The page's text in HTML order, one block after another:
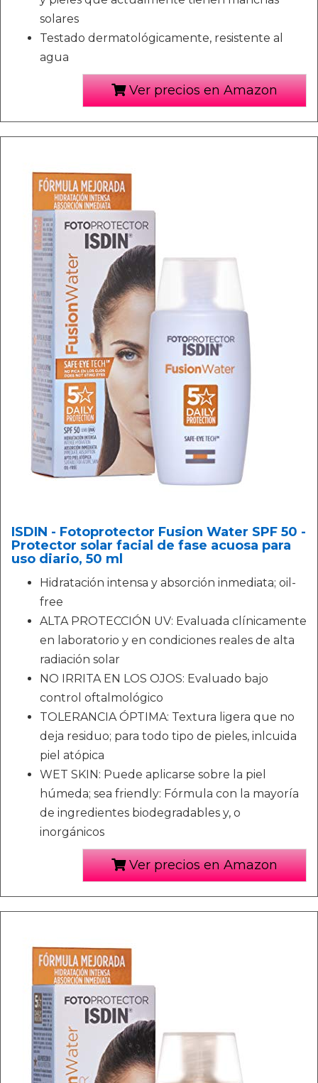
solares
Testado dermatológicamente, resistente al
agua
Ver precios en Amazon
ISDIN - Fotoprotector Fusion Water SPF 50 -
Protector solar facial de fase acuosa para
uso diario, 50 ml
Hidratación intensa y absorción inmediata; oil-
free
ALTA PROTECCIÓN UV: Evaluada clínicamente
en laboratorio y en condiciones reales de alta
radiación solar
NO IRRITA EN LOS OJOS: Evaluado bajo
control oftalmológico
TOLERANCIA ÓPTIMA: Textura ligera que no
deja residuo; para todo tipo de pieles, inlcuida
piel atópica
WET SKIN: Puede aplicarse sobre la piel
húmeda; sea friendly: Fórmula con la mayoría
de ingredientes biodegradables y, o
inorgánicos
Ver precios en Amazon